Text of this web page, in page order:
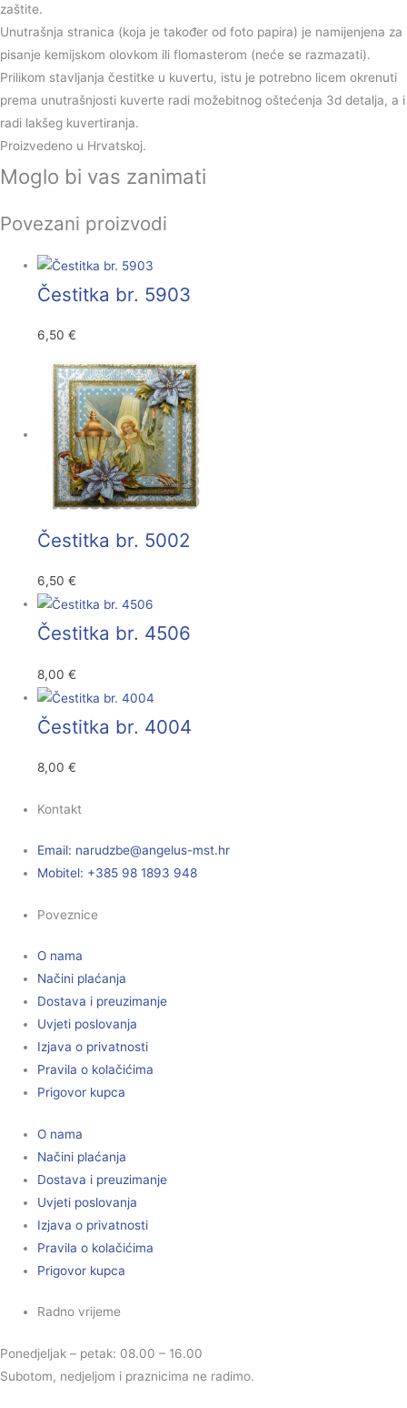
zaštite.
Unutrašnja stranica (koja je također od foto papira) je namijenjena za
pisanje kemijskom olovkom ili flomasterom (neće se razmazati).
Prilikom stavljanja čestitke u kuvertu, istu je potrebno licem okrenuti
prema unutrašnjosti kuverte radi možebitnog oštećenja 3d detalja, a i
radi lakšeg kuvertiranja.
Proizvedeno u Hrvatskoj.
Moglo bi vas zanimati
Povezani proizvodi
Čestitka br. 5903
6,50€
Čestitka br. 5002
6,50€
Čestitka br. 4506
8,00€
Čestitka br. 4004
8,00€
Kontakt
Email: rh.tsm-sulegna
@ebzduran
Mobitel: +385 98 1893 948
Poveznice
O nama
Načini plaćanja
Dostava i preuzimanje
Uvjeti poslovanja
Izjava o privatnosti
Pravila o kolačićima
Prigovor kupca
O nama
Načini plaćanja
Dostava i preuzimanje
Uvjeti poslovanja
Izjava o privatnosti
Pravila o kolačićima
Prigovor kupca
Radno vrijeme
Ponedjeljak – petak: 08.00 – 16.00
Subotom, nedjeljom i praznicima ne radimo.